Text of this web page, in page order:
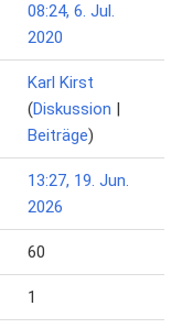
08:24, 6. Jul.
2020
Karl Kirst
(Diskussion |
Beiträge)
13:27, 19. Jun.
2026
60
1